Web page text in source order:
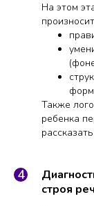
На этом
Также
ребенка
строя